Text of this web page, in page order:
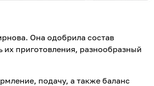
Она одобрила состав
их приготовления, разнообразный
подачу, а также баланс